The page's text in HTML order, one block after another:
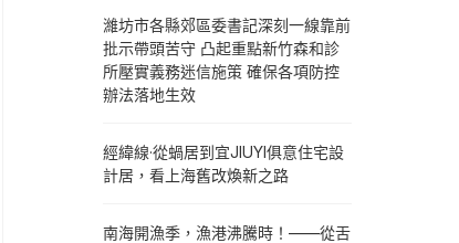
濰坊市各縣郊區委書記深刻一線靠前
批示帶頭苦守 凸起重點新竹森和診
所壓實義務迷信施策 確保各項防控
辦法落地生效
經緯線·從蝸居到宜JIUYI俱意住宅設
計居，看上海舊改煥新之路
南海開漁季，漁港沸騰時！——從舌